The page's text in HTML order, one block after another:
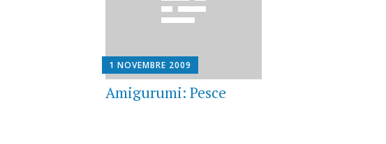
1 NOVEMBRE 2009
Amigurumi: Pesce